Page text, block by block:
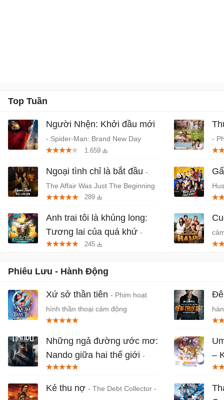
Top Tuần
Người Nhện: Khởi đầu mới
- Spider-Man: Brand New Day
(2026) chiếu rạp
1.659
Ngoại tình chỉ là bắt đầu -
The Affair Was Just The Beginning
- Phim tâm lý, giật gân Hàn Quốc
289
Anh trai tôi là khủng long:
Tương lai của quá khứ -
Phim anime hành động, thần thoại
245
-
Phiêu Lưu - Hành Động
Xứ sở thần tiên - Phim hoạt
hình thần thoại cảm động
Những ngả đường ước mơ:
Nando giữa hai thế giới -
Phần ngoại truyện của series
Sintonia trên Netflix
Kẻ thu nợ - The Debt Collector -
–